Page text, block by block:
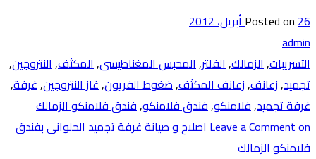
Posted on26 أبريل، 2012
admin
التسريبات,الزمالك,الفلتر,المحبس المغناطيسى,المكثف,النتروجين,
تجميد,زعانف,زعانف المكثف,ضغوط الفريون,غاز النتروجين,غرفة,
غرفة تجميد,فلامنكو,فندق فلامنكو,فندق فلامنكو الزمالك
Leave a Commenton اصلاح و صيانة غرفة تجميد الحلوانى بفندق
فلامنكو الزمالك